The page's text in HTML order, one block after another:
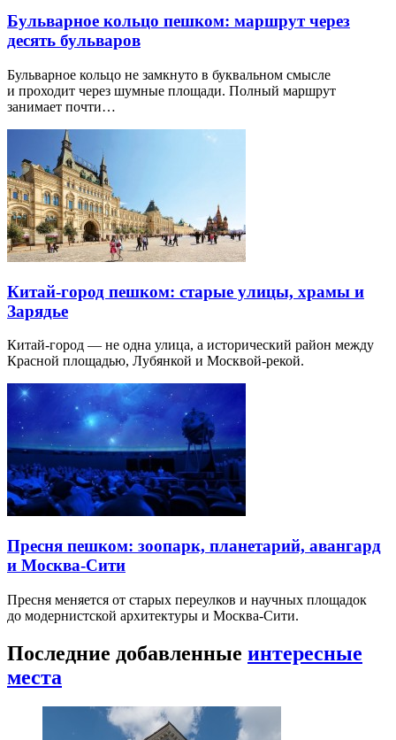
Бульварное кольцо пешком: маршрут через
десять бульваров
Бульварное кольцо не замкнуто в буквальном смысле
и проходит через шумные площади. Полный маршрут
занимает почти…
Китай-город пешком: старые улицы, храмы и
Зарядье
Китай-город — не одна улица, а исторический район между
Красной площадью, Лубянкой и Москвой-рекой.
Пресня пешком: зоопарк, планетарий, авангард
и Москва-Сити
Пресня меняется от старых переулков и научных площадок
до модернистской архитектуры и Москва-Сити.
Последние добавленные интересные
места